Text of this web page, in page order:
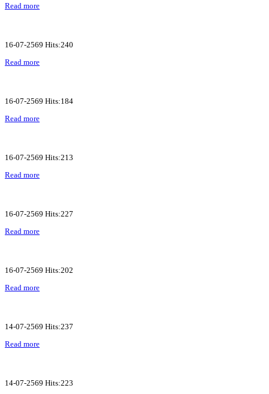
Read more
16-07-2569 Hits:240
Read more
16-07-2569 Hits:184
Read more
16-07-2569 Hits:213
Read more
16-07-2569 Hits:227
Read more
16-07-2569 Hits:202
Read more
14-07-2569 Hits:237
Read more
14-07-2569 Hits:223